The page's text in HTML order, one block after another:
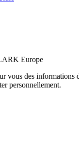
Europe
vous des
personnellement.